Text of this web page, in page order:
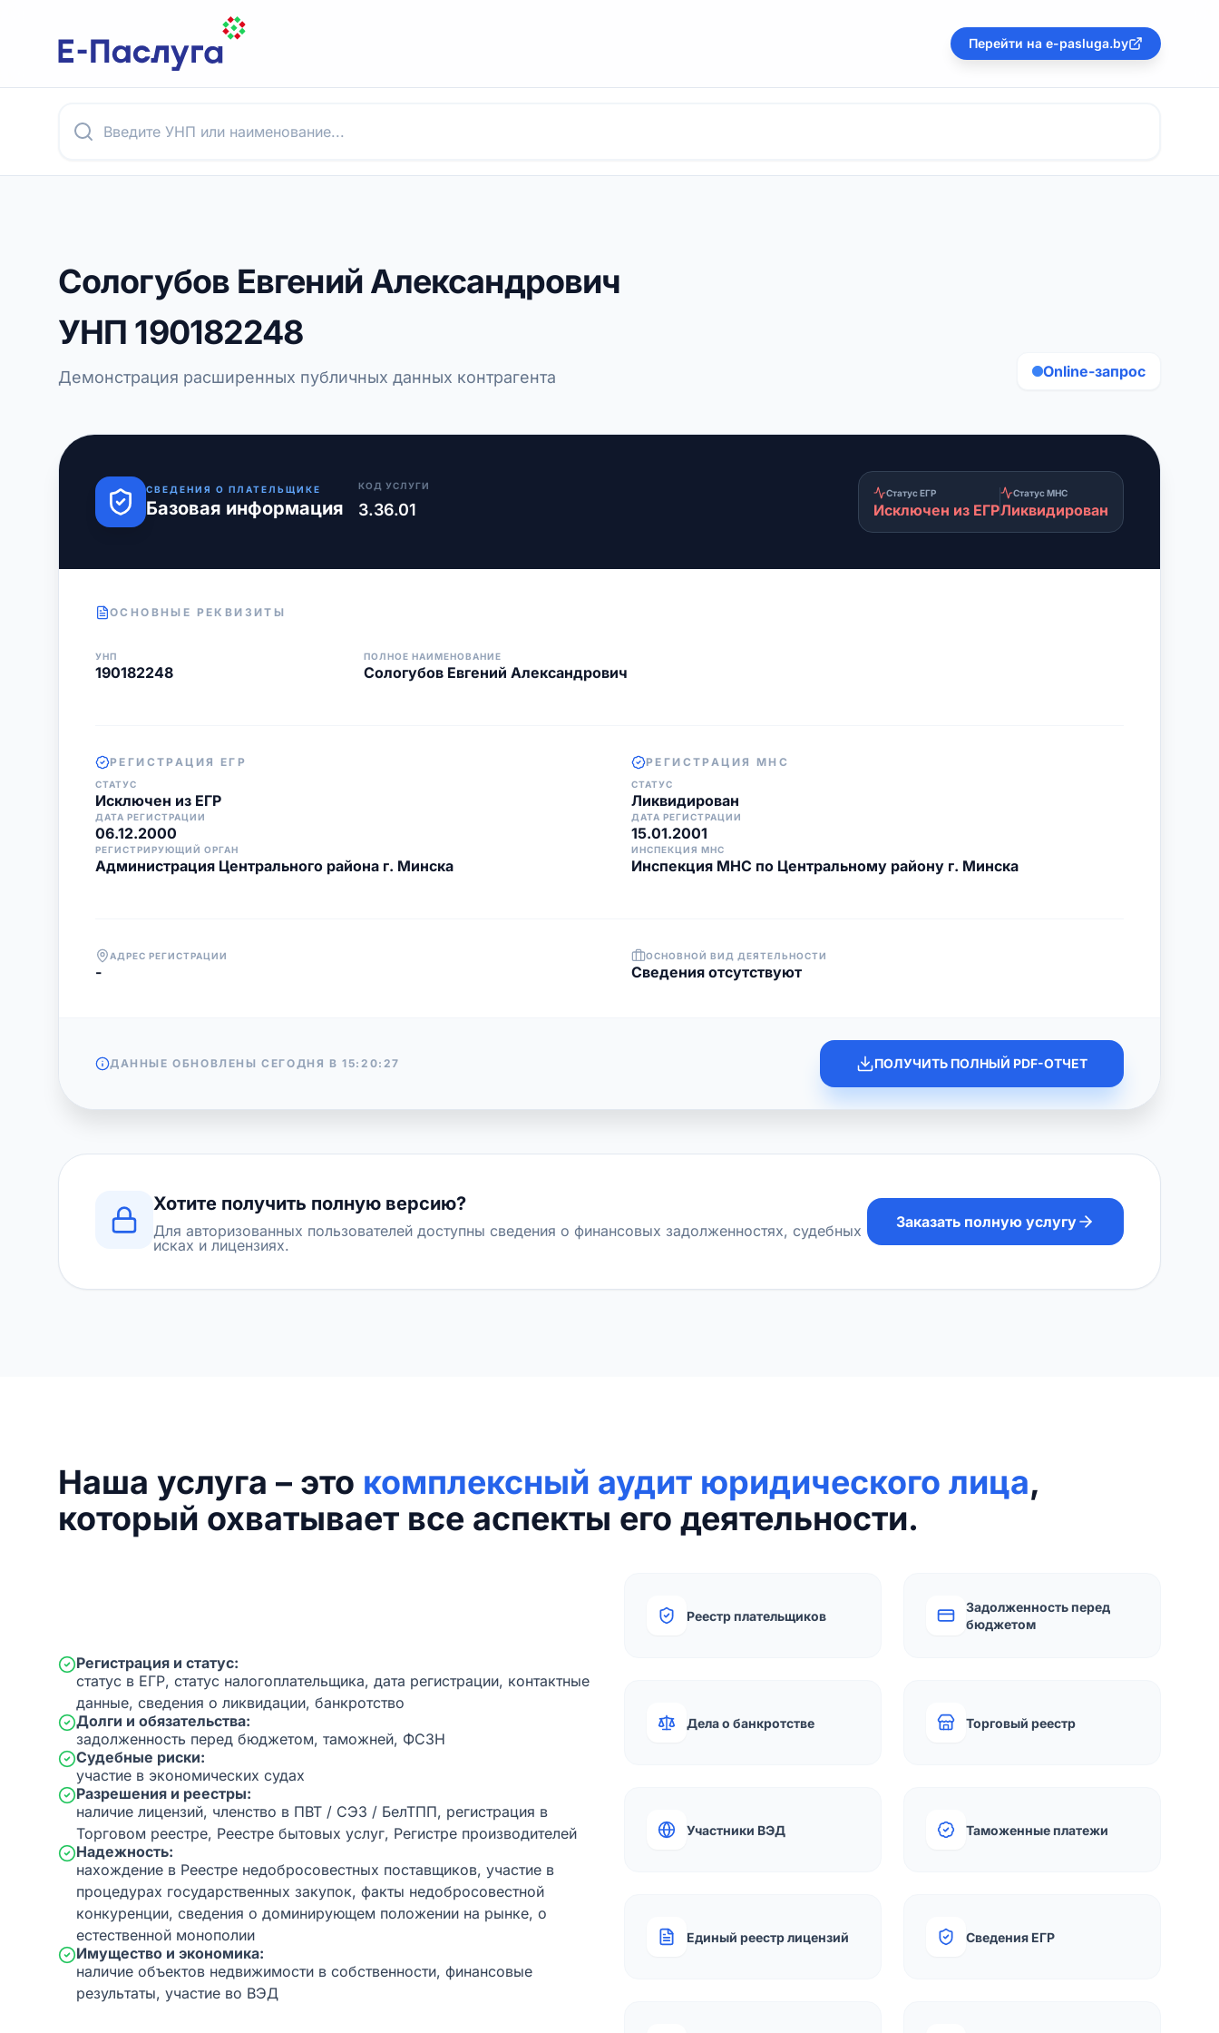
Перейти на e-pasluga.by
Сологубов Евгений Александрович
УНП 190182248
Демонстрация расширенных публичных данных контрагента Online-запрос
СВЕДЕНИЯ О ПЛАТЕЛЬЩИКЕ
Базовая информация
КОД УСЛУГИ
3.36.01
Статус ЕГР
Исключен из ЕГР
Статус МНС
Ликвидирован
ОСНОВНЫЕ РЕКВИЗИТЫ
УНП
190182248
ПОЛНОЕ НАИМЕНОВАНИЕ
Сологубов Евгений Александрович
РЕГИСТРАЦИЯ ЕГР
СТАТУС
Исключен из ЕГР
ДАТА РЕГИСТРАЦИИ
06.12.2000
РЕГИСТРИРУЮЩИЙ ОРГАН
Администрация Центрального района г. Минска
РЕГИСТРАЦИЯ МНС
СТАТУС
Ликвидирован
ДАТА РЕГИСТРАЦИИ
15.01.2001
ИНСПЕКЦИЯ МНС
Инспекция МНС по Центральному району г. Минска
АДРЕС РЕГИСТРАЦИИ
-
ОСНОВНОЙ ВИД ДЕЯТЕЛЬНОСТИ
Cведения отсутствуют
ДАННЫЕ ОБНОВЛЕНЫ СЕГОДНЯ В15:20:27 ПОЛУЧИТЬ ПОЛНЫЙ PDF-ОТЧЕТ
Хотите получить полную версию?
Для авторизованных пользователей доступны сведения о финансовых задолженностях, судебных
исках и лицензиях.
Заказать полную услугу
Наша услуга – это комплексный аудит юридического лица,
который охватывает все аспекты его деятельности.
Регистрация и статус:
статус в ЕГР, статус налогоплательщика, дата регистрации, контактные
данные, сведения о ликвидации, банкротство
Долги и обязательства:
задолженность перед бюджетом, таможней, ФСЗН
Судебные риски:
участие в экономических судах
Разрешения и реестры:
наличие лицензий, членство в ПВТ / СЭЗ / БелТПП, регистрация в
Торговом реестре, Реестре бытовых услуг, Регистре производителей
Надежность:
нахождение в Реестре недобросовестных поставщиков, участие в
процедурах государственных закупок, факты недобросовестной
конкуренции, сведения о доминирующем положении на рынке, о
естественной монополии
Имущество и экономика:
наличие объектов недвижимости в собственности, финансовые
результаты, участие во ВЭД
Реестр плательщиков
Задолженность перед
бюджетом
Дела о банкротстве Торговый реестр
Участники ВЭД Таможенные платежи
Единый реестр лицензий Сведения ЕГР